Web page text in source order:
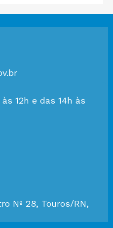
12h e das 14h às
Nº 28, Touros/RN,